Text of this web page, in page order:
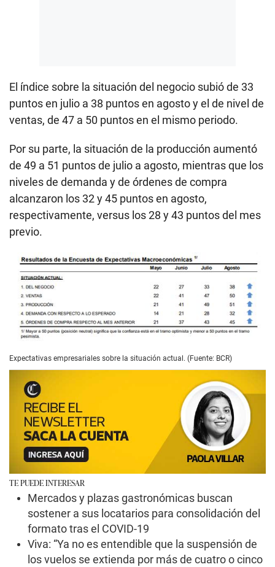
El índice sobre la situación del negocio subió de 33
puntos en julio a 38 puntos en agosto y el de nivel de
ventas, de 47 a 50 puntos en el mismo periodo.
Por su parte, la situación de la producción aumentó
de 49 a 51 puntos de julio a agosto, mientras que los
niveles de demanda y de órdenes de compra
alcanzaron los 32 y 45 puntos en agosto,
respectivamente, versus los 28 y 43 puntos del mes
previo.
Expectativas empresariales sobre la situación actual. (Fuente: BCR)
TE PUEDE INTERESAR
Mercados y plazas gastronómicas buscan
sostener a sus locatarios para consolidación del
formato tras el COVID-19
Viva: “Ya no es entendible que la suspensión de
los vuelos se extienda por más de cuatro o cinco